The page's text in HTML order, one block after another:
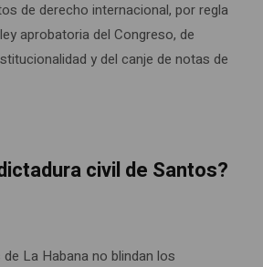
de derecho internacional, por regla
aprobatoria del Congreso, de
y del canje de notas de
civil de Santos?
La Habana no blindan los